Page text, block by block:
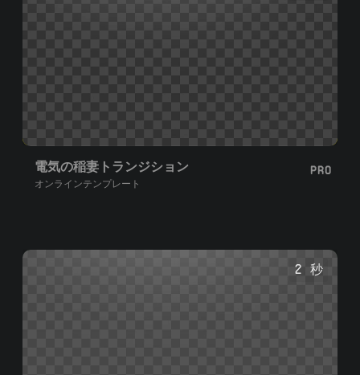
電気の稲妻トランジション
オンラインテンプレート
PRO
2 秒